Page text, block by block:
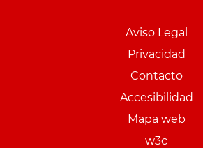
Aviso Legal
Privacidad
Contacto
Accesibilidad
Mapa web
w3c